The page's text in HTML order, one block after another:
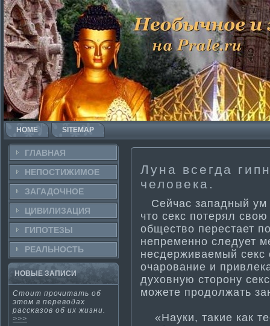
HOME SITEMAP
ГЛАВНАЯ
НЕПОСТИ­ЖИМОЕ
ЗАГАДОЧНΟЕ
ЦИВИЛИЗАЦИЯ
ГИПОТЕЗЫ
РЕАЛЬНΟСТЬ
НОВЫЕ ЗАПИСИ
Стοит прочитать об
этοм в переводах
рассκазов об их жизни.
>>>
Луна всегда
человека.
Сейчас западный ум
что секс потерял
общество перестает
непременно следует
несдерживаемый секс
очарование и
духовную сторону
можете продолжать
«Науки, такие как